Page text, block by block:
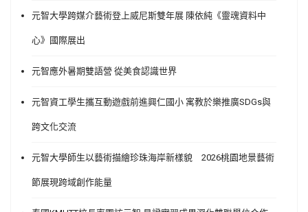
元智大學跨媒介藝術登上威尼斯雙年展 陳依純《靈魂資料中
心》國際展出
元智應外暑期雙語營 從美食認識世界
元智資工學生攜互動遊戲前進興仁國小 寓教於樂推廣SDGs與
跨文化交流
元智大學師生以藝術描繪珍珠海岸新樣貌 2026桃園地景藝術
節展現跨域創作能量